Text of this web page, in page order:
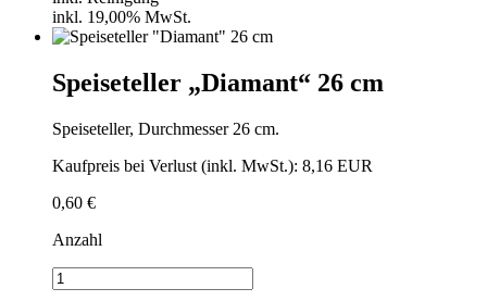
inkl. 19,00% MwSt.
Speiseteller „Diamant“ 26 cm
Speiseteller, Durchmesser 26 cm.
Kaufpreis bei Verlust (inkl. MwSt.): 8,16 EUR
0,60 €
Anzahl
Speiseteller
"Diamant"